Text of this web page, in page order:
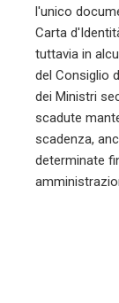
l'unico
Carta
tuttavia in
del Consiglio
dei Ministri
scadute
scadenza,
determinate